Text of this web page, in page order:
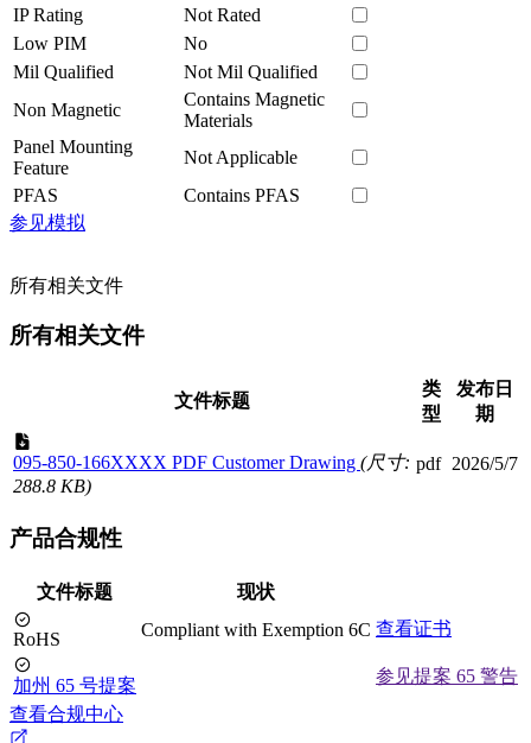
IP Rating
Not Rated
Low PIM
No
Mil Qualified
Not Mil Qualified
Non Magnetic
Contains Magnetic
Materials
Panel Mounting
Feature
Not Applicable
PFAS
Contains PFAS
参见模拟
所有相关文件
所有相关文件
文件标题
类
型
发布日
期
095-850-166XXXX PDF Customer Drawing (尺寸:
288.8 KB)
pdf 2026/5/7
产品合规性
文件标题 现状
RoHS Compliant with Exemption 6C 查看证书
加州 65 号提案
参见提案 65 警告
查看合规中心